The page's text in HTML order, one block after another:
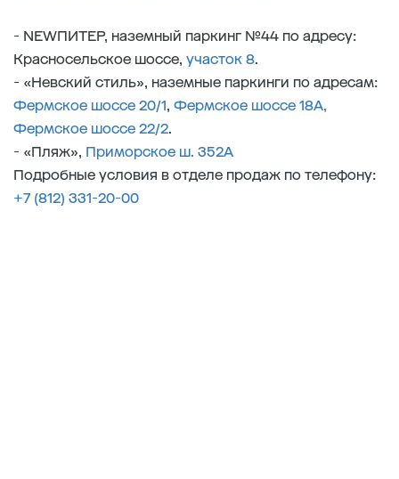
- NEWПИТЕР, наземный паркинг №44 по адресу:
Красносельское шоссе, участок 8.
- «Невский стиль», наземные паркинги по адресам:
Фермское шоссе 20/1, Фермское шоссе 18А,
Фермское шоссе 22/2.
- «Пляж», Приморское ш. 352А
Подробные условия в отделе продаж по телефону:
+7 (812) 331-20-00